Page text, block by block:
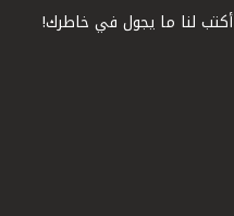
أكتب لنا ما يجول في خاطرك!